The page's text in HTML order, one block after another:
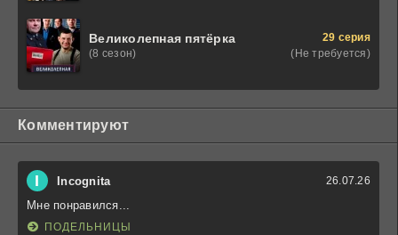
Великолепная пятёрка
(8 сезон)
29 серия
(Не требуется)
Комментируют
I Incognita 26.07.26
Мне понравился...
ПОДЕЛЬНИЦЫ